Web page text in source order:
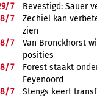
7
Bevestigd: Sauer
7
Zechiël kan
zien
7
Van Bronckhorst
posities
7
Forest staakt
Feyenoord
7 Stengs keert